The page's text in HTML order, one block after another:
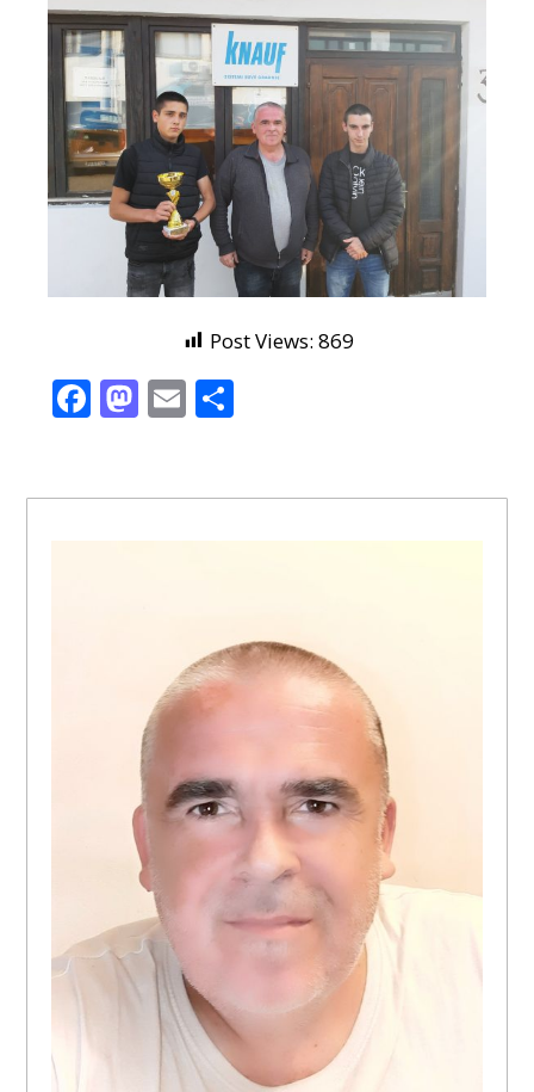
Post Views: 869
Facebook
Mastodon
EmailShare